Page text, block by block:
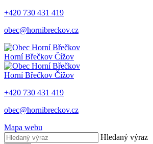
+420 730 431 419
obec@hornibreckov.cz
Horní Břečkov Čížov
Horní Břečkov Čížov
+420 730 431 419
obec@hornibreckov.cz
Mapa webu
Hledaný výraz